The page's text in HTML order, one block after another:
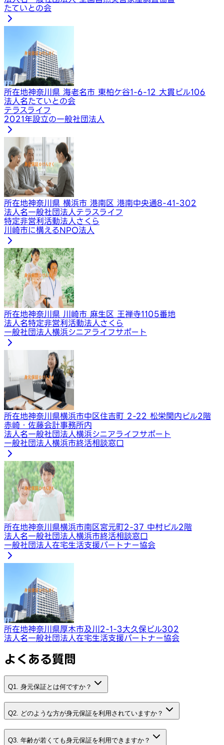
たていとの会
所在地神奈川県 海老名市 東柏ケ谷1-6-12 大貫ビル106
法人名たていとの会
テラスライフ
2021年設立の一般社団法人
所在地神奈川県 横浜市 港南区 港南中央通8-41-302
法人名一般社団法人テラスライフ
特定非営利活動法人さくら
川崎市に構えるNPO法人
所在地神奈川県 川崎市 麻生区 王禅寺1105番地
法人名特定非営利活動法人さくら
一般社団法人横浜シニアライフサポート
所在地神奈川県横浜市中区住吉町 2-22 松栄関内ビル2階
赤崎・佐藤会計事務所内
法人名一般社団法人横浜シニアライフサポート
一般社団法人横浜市終活相談窓口
所在地神奈川県横浜市南区宮元町2-37 中村ビル2階
法人名一般社団法人横浜市終活相談窓口
一般社団法人在宅生活支援パートナー協会
所在地神奈川県厚木市及川2-1-3大久保ビル302
法人名一般社団法人在宅生活支援パートナー協会
よくある質問
Q1. 身元保証とは何ですか？
Q2. どのような方が身元保証を利用されていますか？
Q3. 年齢が若くても身元保証を利用できますか？